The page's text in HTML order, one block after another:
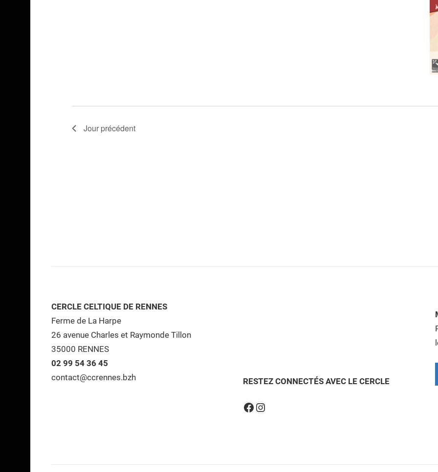
Jour précédent
CERCLE CELTIQUE DE RENNES
Ferme de La Harpe
26 avenue Charles et Raymonde Tillon
35000 RENNES
02 99 54 36 45
contact@ccrennes.bzh
RESTEZ CONNECTÉS AVEC LE CERCLE
Facebook
Instagram